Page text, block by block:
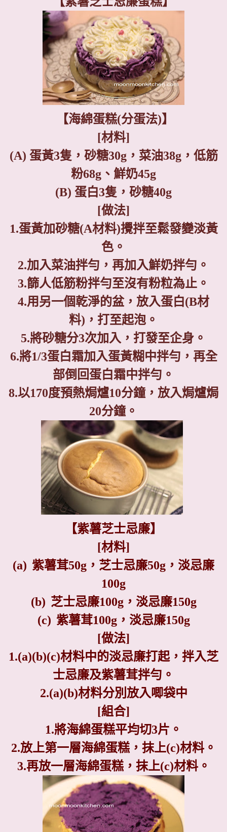
【海綿蛋糕(分蛋法)】
[材料]
(A) 蛋黃3隻，砂糖30g，菜油38g， 低筋
粉68g 、鮮奶45g
(B) 蛋白3隻，砂糖40g
[做法]
1.蛋黃加砂糖(A材料)攪拌至鬆發變淡黃
色。
2.加入菜油拌勻，再加入鮮奶拌勻。
3.篩人低筋粉拌勻至沒有粉粒為止。
4.用另一個乾淨的盆，放入蛋白(B材
料) ，打至起泡。
5.將砂糖分3次加入，打發至企身。
6.將1/3蛋白霜加入蛋黃糊中拌勻，再全
部倒回蛋白霜中拌勻。
8.以170度預熱焗爐10分鐘，放入焗爐焗
20分鐘。
【紫薯芝士忌廉】
[材料]
(a) 紫薯茸50g ，芝士忌廉50g ，淡忌廉
100g
(b) 芝士忌廉100g，淡忌廉150g
(c) 紫薯茸100g，淡忌廉150g
[做法]
1.(a)(b)(c)材料中的淡忌廉打起，拌入芝
士忌廉及紫薯茸拌勻。
2.(a)(b)材料分別放入唧袋中
[組合]
1.將海綿蛋糕平均切3片。
2.放上第一層海綿蛋糕，抹上(c)材料。
3.再放一層海綿蛋糕，抹上(c)材料。